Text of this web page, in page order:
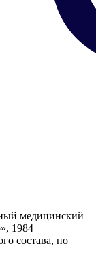
медицинский
1984
состава, по